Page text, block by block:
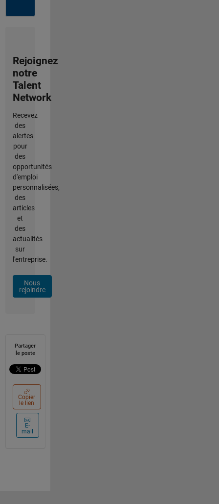
Rejoignez
notre
Talent
Network
Recevez
des
alertes
pour
des
opportunités
d'emploi
personnalisées,
des
articles
et
des
actualités
sur
l'entreprise.
Nous
rejoindre
Partager
le poste
Copier
le lien
E-
mail